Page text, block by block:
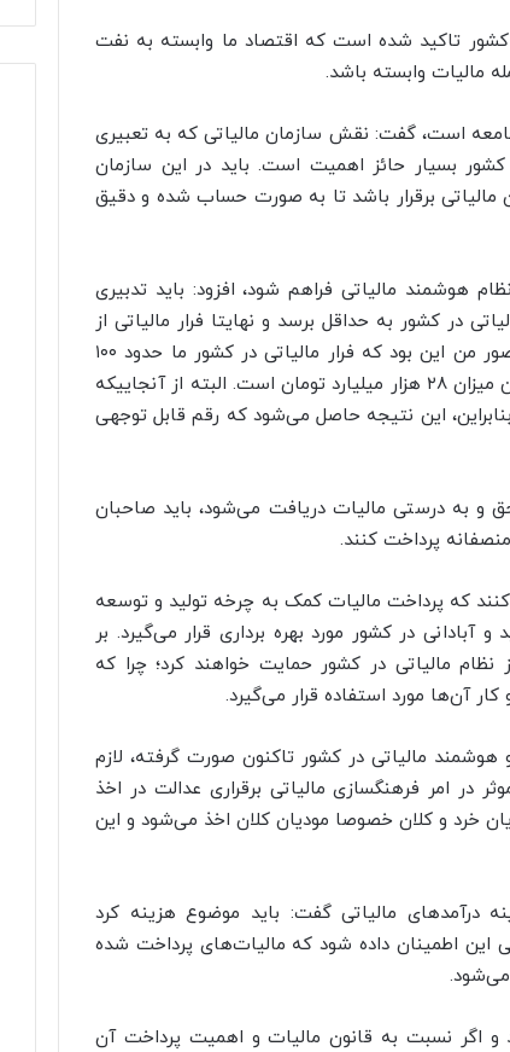
تاکید شده است که اقتصاد ما وابسته به نفت
مالیات وابسته باشد.
است، گفت: نقش سازمان مالیاتی که به تعبیری
بسیار حائز اهمیت است. باید در این سازمان
برقرار باشد تا به صورت حساب شده و دقیق
هوشمند مالیاتی فراهم شود، افزود: باید تدبیری
در کشور به حداقل برسد و نهایتا فرار مالیاتی از
بین برود. آخرین آمار‌ها نشان از کاهش فرارمالیاتی دارد. تصور من این بود که فرار مالیاتی در کشور ما حدود ۱۰۰
هزار میلیارد تومان است؛ اما در جلسه امروز اعلام شد که این میزان ۲۸ هزار میلیارد تومان است. البته از آنجاییکه
این نتیجه حاصل می‌شود که رقم قابل توجهی
و به درستی مالیات دریافت می‌شود، باید صاحبان
پرداخت کنند.
که پرداخت مالیات کمک به چرخه تولید و توسعه
در کشور مورد بهره برداری قرار می‌گیرد. بر
نظام مالیاتی در کشور حمایت خواهند کرد؛ چرا که
آن‌ها مورد استفاده قرار می‌گیرد.
هوشمند مالیاتی در کشور تاکنون صورت گرفته، لازم
در امر فرهنگسازی مالیاتی برقراری عدالت در اخذ
خرد و کلان خصوصا مودیان کلان اخذ می‌شود و این
درآمد‌های مالیاتی گفت: باید موضوع هزینه کرد
این اطمینان داده شود که مالیات‌های پرداخت شده
می‌شود.
و اگر نسبت به قانون مالیات و اهمیت پرداخت آن